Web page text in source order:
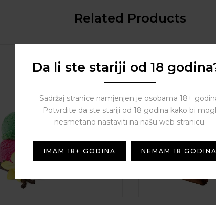
Related Products
Da li ste stariji od 18
Sadržaj stranice namjenjen je osobama 18+
Potvrdite da ste stariji od 18 godina kako bi
nesmetano nastaviti na našu web stranicu.
IMAM 18+ GODINA NEMAM 18 GODINA